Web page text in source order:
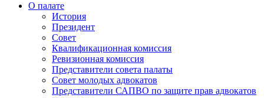
О палате
История
Президент
Совет
Квалификационная комиссия
Ревизионная комиссия
Представители совета палаты
Совет молодых адвокатов
Представители САПВО по защите прав адвокатов